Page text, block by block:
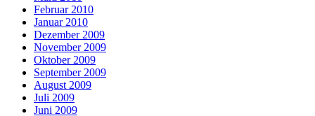
Februar 2010
Januar 2010
Dezember 2009
November 2009
Oktober 2009
September 2009
August 2009
Juli 2009
Juni 2009